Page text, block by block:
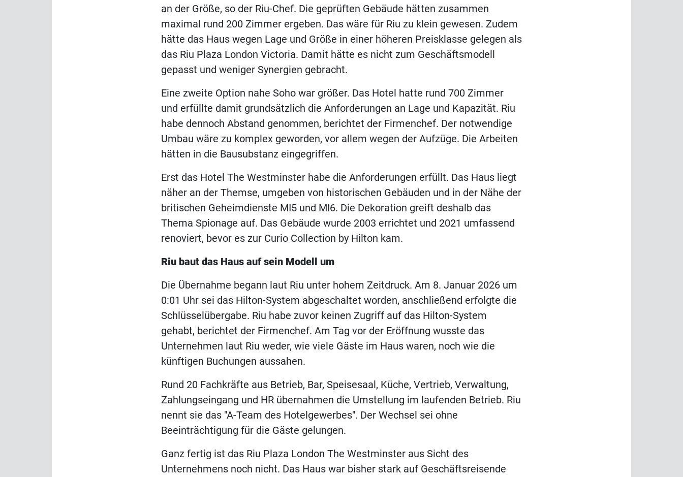
an der Größe, so der Riu-Chef. Die geprüften Gebäude hätten zusammen
maximal rund 200 Zimmer ergeben. Das wäre für Riu zu klein gewesen. Zudem
hätte das Haus wegen Lage und Größe in einer höheren Preisklasse gelegen als
das Riu Plaza London Victoria. Damit hätte es nicht zum Geschäftsmodell
gepasst und weniger Synergien gebracht.
Eine zweite Option nahe Soho war größer. Das Hotel hatte rund 700 Zimmer
und erfüllte damit grundsätzlich die Anforderungen an Lage und Kapazität. Riu
habe dennoch Abstand genommen, berichtet der Firmenchef. Der notwendige
Umbau wäre zu komplex geworden, vor allem wegen der Aufzüge. Die Arbeiten
hätten in die Bausubstanz eingegriffen.
Erst das Hotel The Westminster habe die Anforderungen erfüllt. Das Haus liegt
näher an der Themse, umgeben von historischen Gebäuden und in der Nähe der
britischen Geheimdienste MI5 und MI6. Die Dekoration greift deshalb das
Thema Spionage auf. Das Gebäude wurde 2003 errichtet und 2021 umfassend
renoviert, bevor es zur Curio Collection by Hilton kam.
Riu baut das Haus auf sein Modell um
Die Übernahme begann laut Riu unter hohem Zeitdruck. Am 8. Januar 2026 um
0:01 Uhr sei das Hilton-System abgeschaltet worden, anschließend erfolgte die
Schlüsselübergabe. Riu habe zuvor keinen Zugriff auf das Hilton-System
gehabt, berichtet der Firmenchef. Am Tag vor der Eröffnung wusste das
Unternehmen laut Riu weder, wie viele Gäste im Haus waren, noch wie die
künftigen Buchungen aussahen.
Rund 20 Fachkräfte aus Betrieb, Bar, Speisesaal, Küche, Vertrieb, Verwaltung,
Zahlungseingang und HR übernahmen die Umstellung im laufenden Betrieb. Riu
nennt sie das "A-Team des Hotelgewerbes". Der Wechsel sei ohne
Beeinträchtigung für die Gäste gelungen.
Ganz fertig ist das Riu Plaza London The Westminster aus Sicht des
Unternehmens noch nicht. Das Haus war bisher stark auf Geschäftsreisende